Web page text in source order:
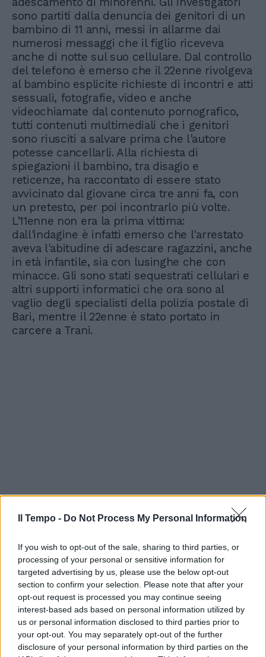
Il Tempo - Do Not Process My Personal Information
If you wish to opt-out of the sale, sharing to third parties, or
processing of your personal or sensitive information for
targeted advertising by us, please use the below opt-out
section to confirm your selection. Please note that after your
opt-out request is processed you may continue seeing
interest-based ads based on personal information utilized by
us or personal information disclosed to third parties prior to
your opt-out. You may separately opt-out of the further
disclosure of your personal information by third parties on the
sono partiti dalla denuncia dei genitori di un
bambino di 11 anni, messi in allarme dai
numerosi messaggi che il figlio riceveva
anche di notte sul suo cellulare. Dal controllo
del telefono è emerso che il 22enne rivolgeva
al bambino esplicite richieste di incontri e atti
sessuali, fotografie, video e anche
videochiamate dal contenuto pornografico,
tutti contenuti multimediali che i genitori
sono riusciti a salvare prima che l'autore
potesse cancellarli. Alla richiesta di
spiegazioni il bambino, tra disagio e
reticenze, ha raccontato di essere stato
avvicinato dal giovane circa tre anni fa, con
un pretesto, per poi incontrarlo più volte.
L'11enne non era la prima vittima:
dall'indagine è infatti emerso che l'arrestato
aveva l'abitudine di adescare ragazzini, anche
in età infantile, sia con lusinghe che con
minacce. Gli sono stati sequestrati cellulari e
altri supporti informatici che ora sono al
vaglio degli specialisti della polizia postale di
Bari, mentre il 22enne è stato portato in
carcere a Trani.